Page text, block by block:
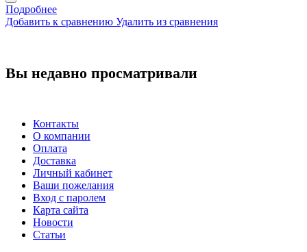
Подробнее
Добавить к сравнению Удалить из сравнения
Вы недавно просматривали
Контакты
О компании
Оплата
Доставка
Личный кабинет
Ваши пожелания
Вход с паролем
Карта сайта
Новости
Статьи